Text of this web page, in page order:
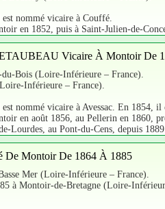
nommé vicaire à Couffé.
en 1852, puis à Saint-Julien-de-
Vicaire À Montoir De
Bois (Loire-Inférieure – France).
Inférieure – France).
nommé vicaire à Avessac. En 1854, il
en août 1856, au Pellerin en 1860,
Lourdes, au Pont-du-Cens, depuis
De Montoir De 1864 À 1885
Mer (Loire-Inférieure – France).
à Montoir-de-Bretagne (Loire-